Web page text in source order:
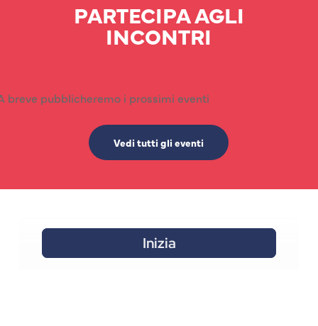
PARTECIPA AGLI
INCONTRI
breve pubblicheremo i prossimi eventi
Vedi tutti gli eventi